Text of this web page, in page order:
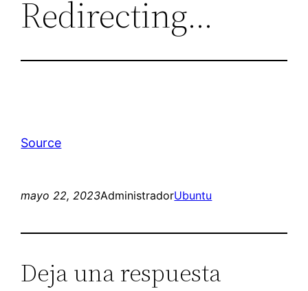
Redirecting…
Source
mayo 22, 2023AdministradorUbuntu
Deja una respuesta